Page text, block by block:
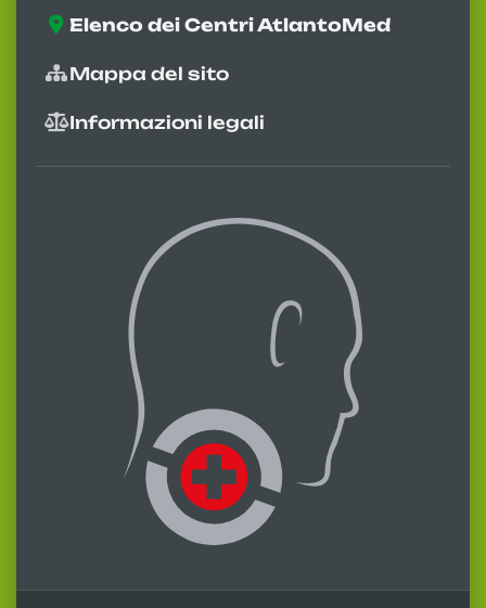
Elenco dei Centri AtlantoMed
Mappa del sito
Informazioni legali